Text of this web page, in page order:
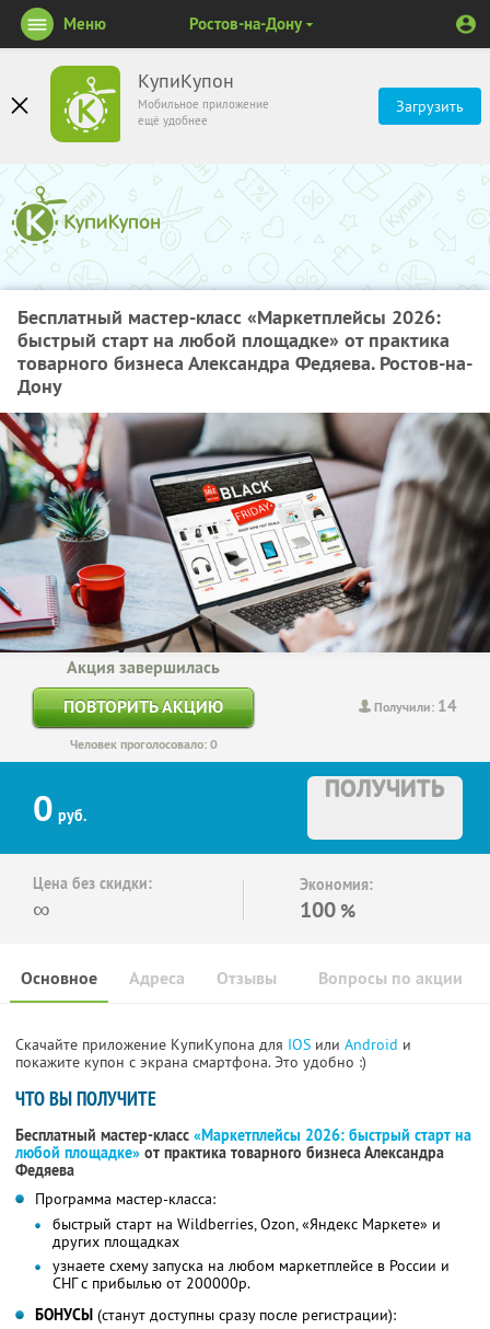
КупиКупон
Мобильное приложение
ещё удобнее
Загрузить
Меню Ростов-на-Дону
Бесплатный мастер-класс «Маркетплейсы 2026:
быстрый старт на любой площадке» от практика
товарного бизнеса Александра Федяева. Ростов-на-
Дону
Получили: 14
Акция завершилась
ПОВТОРИТЬ АКЦИЮ
Человек проголосовало: 0
0 руб.
ПОЛУЧИТЬ
Цена без скидки:
∞
Экономия:
100 %
Основное Отзывы Вопросы по акции
Адреса
Скачайте приложение КупиКупона для IOS или Android и
покажите купон с экрана смартфона. Это удобно :)
ЧТО ВЫ ПОЛУЧИТЕ
Бесплатный мастер-класс «Маркетплейсы 2026: быстрый старт на
любой площадке» от практика товарного бизнеса Александра
Федяева
Программа мастер-класса:
быстрый старт на Wildberries, Ozon, «Яндекс Маркете» и
других площадках
узнаете схему запуска на любом маркетплейсе в России и
СНГ с прибылью от 200000р.
БОНУСЫ (станут доступны сразу после регистрации):